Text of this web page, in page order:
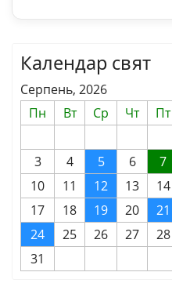
Календар свят
Серпень, 2026
Пн
Вт Ср Чт Пт
3
4 5 6 7
10
11 12 13 14
17
18 19 20 21
24
25 26 27 28
31